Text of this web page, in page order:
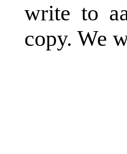
write to
copy. We